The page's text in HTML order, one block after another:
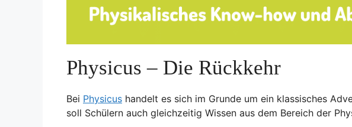
Physicus – Die Rückkehr
Bei Physicus handelt es sich im Grunde um ein klassisches
soll Schülern auch gleichzeitig Wissen aus dem Bereich der